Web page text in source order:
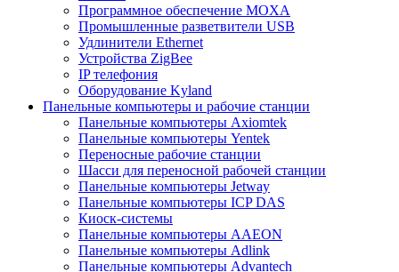
Программное обеспечение MOXA
Промышленные разветвители USB
Удлинители Ethernet
Устройства ZigBee
IP телефония
Оборудование Kyland
Панельные компьютеры и рабочие станции
Панельные компьютеры Axiomtek
Панельные компьютеры Yentek
Переносные рабочие станции
Шасси для переносной рабочей станции
Панельные компьютеры Jetway
Панельные компьютеры ICP DAS
Киоск-системы
Панельные компьютеры AAEON
Панельные компьютеры Adlink
Панельные компьютеры Advantech